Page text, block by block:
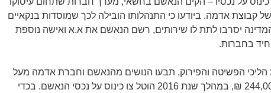
קבוצת אדמה. ביודעו כי התנהלותו הובילה לכך שמוסדות בנקאיים
המדינה יסרבו לתת לו שירותים, רשם הנאשם את א.א ואישה נוספת
בחברות.
הפשיטה והפירוק, תבעו הנושים מהנאשם וחברת אדמה מעל
ל-244,000,000 ₪, במהלך שנת 2016 הוטל צו כינוס על נכסי הנאשם. בכדי